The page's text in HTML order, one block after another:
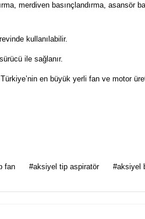
merdiven basınçlandırma, asansör
kullanılabilir.
ile sağlanır.
en büyük yerli fan ve motor
Bu ürüne ilk yorumu siz
fan #aksiyel tip aspiratör #aksiyel